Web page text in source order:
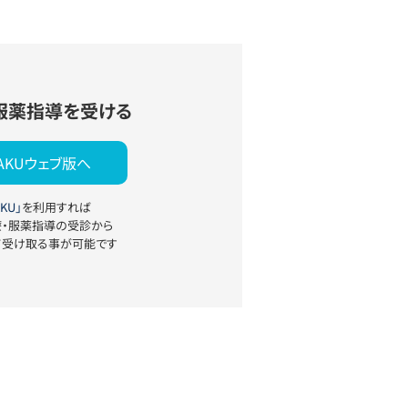
薬指導を受ける
ウェブ版へ
」を利用すれば
服薬指導の受診から
け取る事が可能です